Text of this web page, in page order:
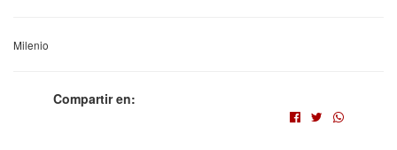
Milenio
Compartir en: